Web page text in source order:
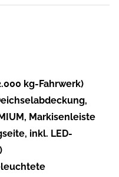
kg-Fahrwerk)
Markisenleiste
inkl. LED-